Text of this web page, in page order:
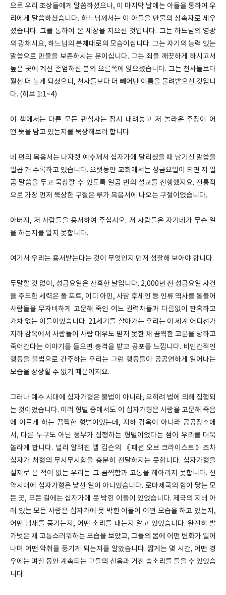
으로 우리 조상들에게 말씀하셨으나, 이 마지막 날에는 아들을 통하여 우
리에게 말씀하셨습니다. 하느님께서는 이 아들을 만물의 상속자로 세우
셨습니다. 그를 통하여 온 세상을 지으신 것입니다. 그는 하느님의 영광
의 광채시요, 하느님의 본체대로의 모습이십니다. 그는 자기의 능력 있는
말씀으로 만물을 보존하시는 분이십니다. 그는 죄를 깨끗하게 하시고서
높은 곳에 계신 존엄하신 분의 오른쪽에 앉으셨습니다. 그는 천사들보다
훨씬 더 높게 되셨으니, 천사들보다 더 빼어난 이름을 물려받으신 것입니
다. (히브 1:1~4)
이 책에서는 다른 모든 관심사는 잠시 내려놓고 저 놀라운 주장이 어
떤 뜻을 담고 있는지를 묵상해보려 합니다.
네 편의 복음서는 나자렛 예수께서 십자가에 달리셨을 때 남기신 말씀을
일곱 개 수록하고 있습니다. 오랫동안 교회에서는 성금요일이 되면 저 일
곱 말씀을 두고 묵상할 수 있도록 일곱 번의 설교를 진행했지요. 전통적
으로 가장 먼저 묵상한 구절은 루가 복음서에 나오는 구절이었습니다.
아버지, 저 사람들을 용서하여 주십시오. 저 사람들은 자기네가 무슨 일
을 하는지를 알지 못합니다.
여기서 우리는 용서받는다는 것이 무엇인지 먼저 성찰해 보아야 합니다.
두말할 것 없이, 성금요일은 잔혹한 날입니다. 2,000년 전 성금요일 사건
을 주도한 세력은 폴 포트, 이디 아민, 사담 후세인 등 인류 역사를 통틀어
사람들을 무자비하게 고문해 죽인 여느 권력자들과 다름없이 잔혹하고
가차 없는 이들이었습니다. 21세기를 살아가는 우리는 이 세계 어디선가
지하 감옥에서 사람들이 사람 대우도 받지 못한 채 끔찍한 고문을 당하고
죽어간다는 이야기를 들으면 충격을 받고 공포를 느낍니다. 비인간적인
행동을 불법으로 간주하는 우리는 그런 행동들이 공공연하게 일어나는
모습을 상상할 수 없기 때문이지요.
그러나 예수 시대에 십자가형은 불법이 아니라, 오히려 법에 의해 집행되
는 것이었습니다. 여러 형벌 중에서도 이 십자가형은 사람을 고문해 죽음
에 이르게 하는 끔찍한 형벌이었는데, 지하 감옥이 아니라 공공장소에
서, 다른 누구도 아닌 정부가 집행하는 형벌이었다는 점이 우리를 더욱
놀라게 합니다. 널리 알려진 멜 깁슨의 《패션 오브 크라이스트》조차
십자가 처형의 무시무시함을 충분히 전달하지는 못합니다. 십자가형을
실제로 본 적이 없는 우리는 그 끔찍함과 고통을 헤아리지 못합니다. 신
약시대에 십자가형은 낯선 일이 아니었습니다. 로마제국의 힘이 닿는 모
든 곳, 모든 길에는 십자가에 못 박힌 이들이 있었습니다. 제국의 지배 아
래 있는 모든 사람은 십자가에 못 박힌 이들이 어떤 모습을 하고 있는지,
어떤 냄새를 풍기는지, 어떤 소리를 내는지 알고 있었습니다. 완전히 발
가벗은 채 고통스러워하는 모습을 보았고, 그들의 몸에 어떤 변화가 일어
나며 어떤 악취를 풍기게 되는지를 알았습니다. 짧게는 몇 시간, 어떤 경
우에는 며칠 동안 계속되는 그들의 신음과 거친 숨소리를 들을 수 있었습
니다.